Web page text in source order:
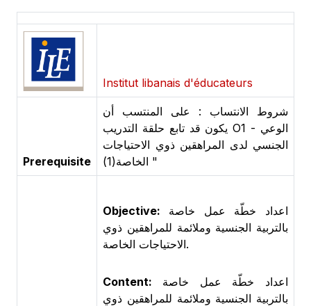
Institut libanais d'éducateurs
Prerequisite
شروط الانتساب : على المنتسب أن
يكون قد تابع حلقة التدريب O1 - الوعي
الجنسي لدى المراهقين ذوي الاحتياجات
الخاصة(1) "
Objective: اعداد خطّة عمل خاصة
بالتربية الجنسية وملائمة للمراهقين ذوي
الاحتياجات الخاصة.
Content: اعداد خطّة عمل خاصة
بالتربية الجنسية وملائمة للمراهقين ذوي